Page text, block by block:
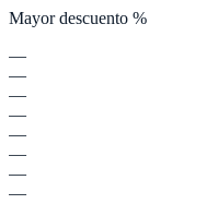
Mayor descuento %
—
—
—
—
—
—
—
—